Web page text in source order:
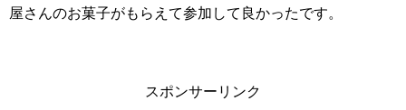
屋さんのお菓子がもらえて参加して良かったです。
スポンサーリンク